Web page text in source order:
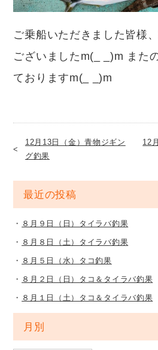
ご乗船いただきました皆様
ございましたm(_ _)m また
ておりますm(_ _)m
12月13日（金）青物ジギン
グ釣果
12
最近の投稿
８月９日（日）タイラバ釣果
８月８日（土）タイラバ釣果
８月５日（水）タコ釣果
８月２日（日）タコ＆タイラバ釣果
８月１日（土）タコ＆タイラバ釣果
月別